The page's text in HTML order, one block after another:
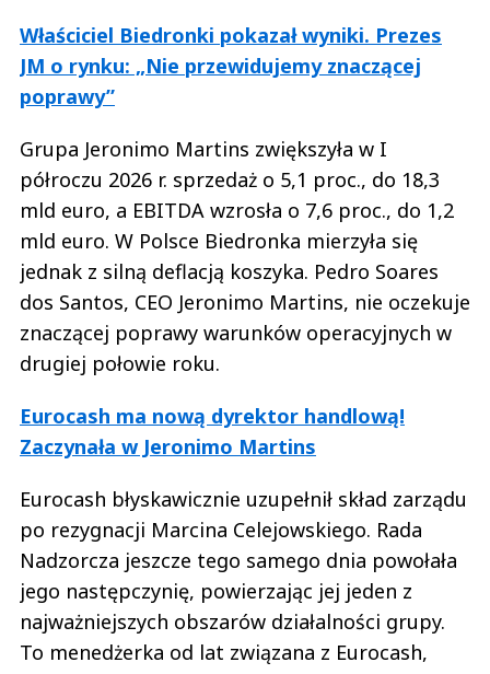
Właściciel Biedronki pokazał wyniki. Prezes
JM o rynku: „Nie przewidujemy znaczącej
poprawy”
Grupa Jeronimo Martins zwiększyła w I
półroczu 2026 r. sprzedaż o 5,1 proc., do 18,3
mld euro, a EBITDA wzrosła o 7,6 proc., do 1,2
mld euro. W Polsce Biedronka mierzyła się
jednak z silną deflacją koszyka. Pedro Soares
dos Santos, CEO Jeronimo Martins, nie oczekuje
znaczącej poprawy warunków operacyjnych w
drugiej połowie roku.
Eurocash ma nową dyrektor handlową!
Zaczynała w Jeronimo Martins
Eurocash błyskawicznie uzupełnił skład zarządu
po rezygnacji Marcina Celejowskiego. Rada
Nadzorcza jeszcze tego samego dnia powołała
jego następczynię, powierzając jej jeden z
najważniejszych obszarów działalności grupy.
To menedżerka od lat związana z Eurocash,